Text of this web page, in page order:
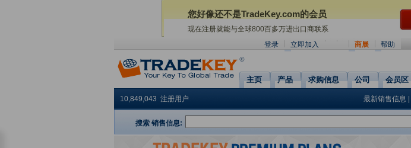
您好像还不是TradeKey.com的会员
现在注册就能与全球800百多万进出口商联系
登录 立即加入 商展 帮助
主页 产品 求购信息 公司 会员区
10,849,043 注册用户 最新销售信息
搜索 销售信息: